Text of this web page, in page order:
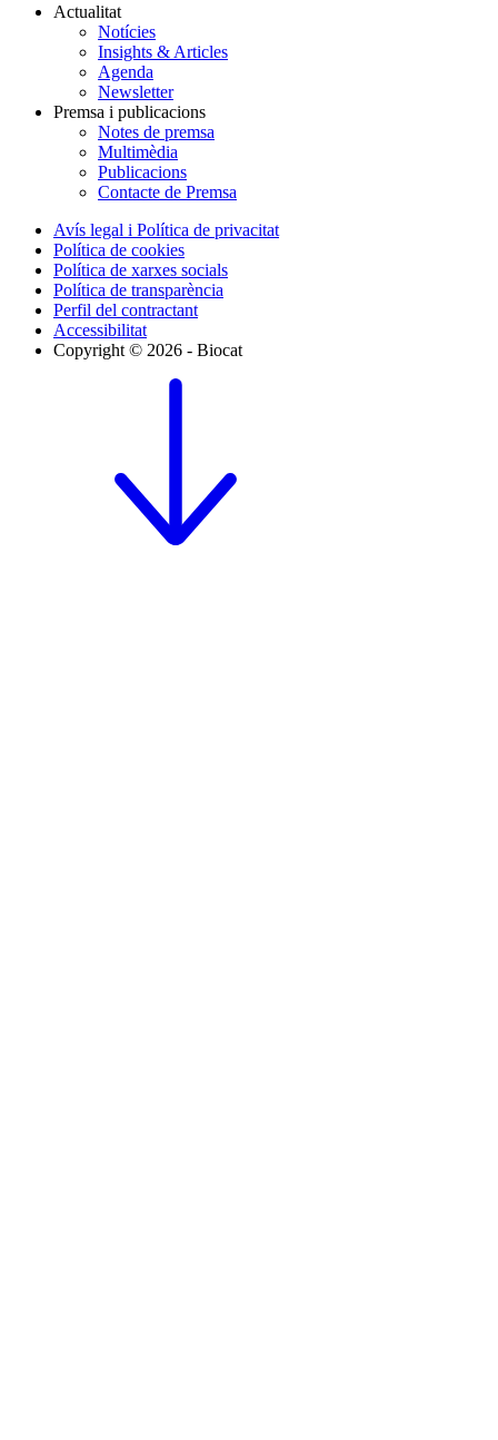
Actualitat
Notícies
Insights & Articles
Agenda
Newsletter
Premsa i publicacions
Notes de premsa
Multimèdia
Publicacions
Contacte de Premsa
Avís legal i Política de privacitat
Política de cookies
Política de xarxes socials
Política de transparència
Perfil del contractant
Accessibilitat
Copyright © 2026 - Biocat